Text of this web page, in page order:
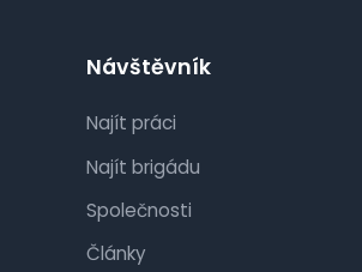
Návštěvník
Najít práci
Najít brigádu
Společnosti
Články